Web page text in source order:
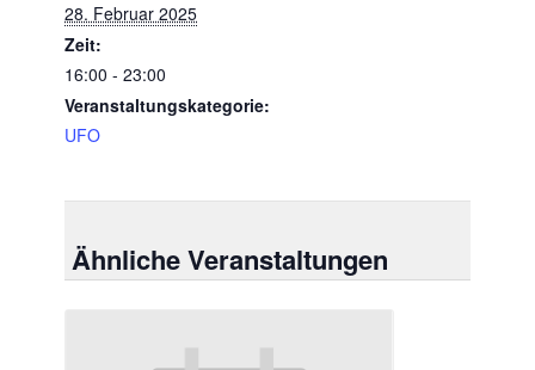
28. Februar 2025
Zeit:
16:00 - 23:00
Veranstaltungskategorie:
UFO
Ähnliche Veranstaltungen